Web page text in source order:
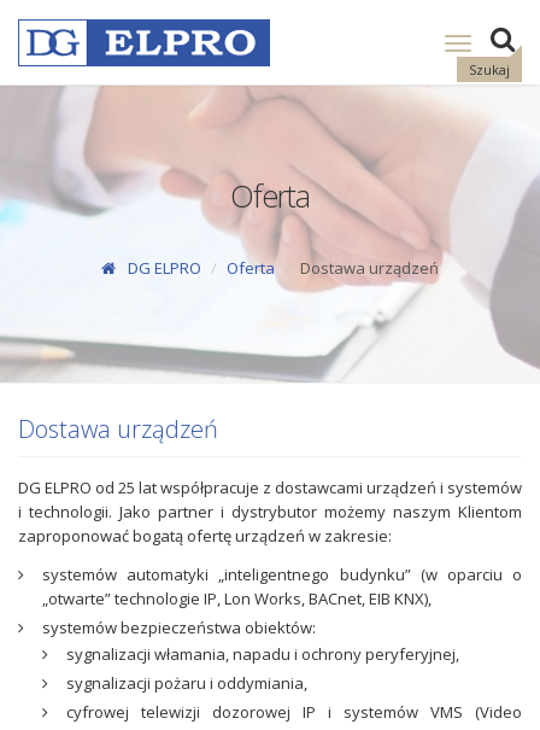
Szukaj
Pokaż
nawigację
Oferta
DG ELPRO Oferta Dostawa urządzeń
Dostawa urządzeń
DG ELPRO od 25 lat współpracuje z dostawcami urządzeń i systemów
i technologii. Jako partner i dystrybutor możemy naszym Klientom
zaproponować bogatą ofertę urządzeń w zakresie:
systemów automatyki „inteligentnego budynku” (w oparciu o
„otwarte” technologie IP, Lon Works, BACnet, EIB KNX),
systemów bezpieczeństwa obiektów:
sygnalizacji włamania, napadu i ochrony peryferyjnej,
sygnalizacji pożaru i oddymiania,
cyfrowej telewizji dozorowej IP i systemów VMS (Video